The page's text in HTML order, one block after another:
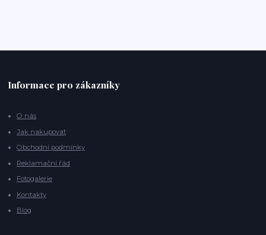
Informace pro zákazníky
O nás
Jak nakupovat
Obchodní podmínky
Reklamační řád
Fotogalerie
Kontakty
Blog